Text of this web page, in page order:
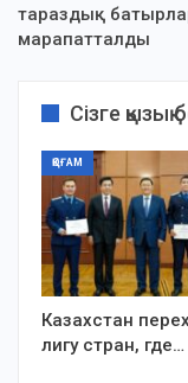
тараздық
марапатталды
Сізге
ҚОҒАМ
Казахстан
лигу стран, где…